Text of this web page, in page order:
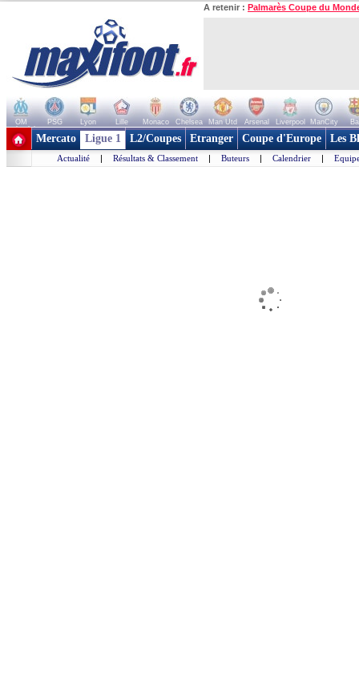
A retenir : Palmarès Coupe du
OM PSG Lyon Lille Monaco Chelsea Man Utd Arsenal Liverpool ManCity
+ de clubs
Mercato Ligue 1 L2/Coupes Etranger Coupe d'Europe Les
Actualité | Résultats & Classement | Buteurs | Calendrier |